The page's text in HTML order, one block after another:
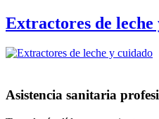
Extractores de leche
Asistencia sanitaria